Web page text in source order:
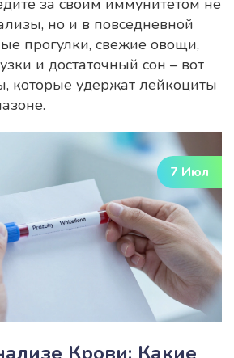
за своим иммунитетом не
но и в повседневной
прогулки, свежие овощи,
и достаточный сон – вот
которые удержат лейкоциты
7 Июл